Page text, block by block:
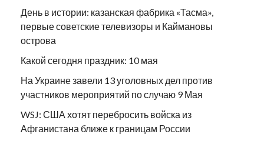
День в истории: казанская фабрика «Тасма»,
первые советские телевизоры и Каймановы
острова
Какой сегодня праздник: 10 мая
На Украине завели 13 уголовных дел против
участников мероприятий по случаю 9 Мая
WSJ: США хотят перебросить войска из
Афганистана ближе к границам России